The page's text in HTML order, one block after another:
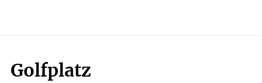
Golfplatz